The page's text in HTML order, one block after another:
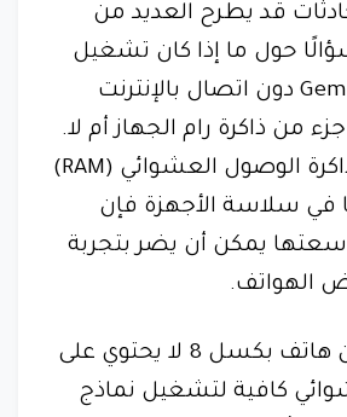
قد يطرح العديد من
حول ما إذا كان تشغيل
نموذج Gemini Nano دون اتصال بالإنترنت
من ذاكرة رام الجهاز أم لا.
وبالنظر إلى أن ذاكرة الوصول العشوائي (RAM)
في سلاسة الأجهزة فإن
يمكن أن يضر بتجربة
الهواتف.
على الرغم من أن هاتف بكسل 8 لا يحتوي على
كافية لتشغيل نماذج